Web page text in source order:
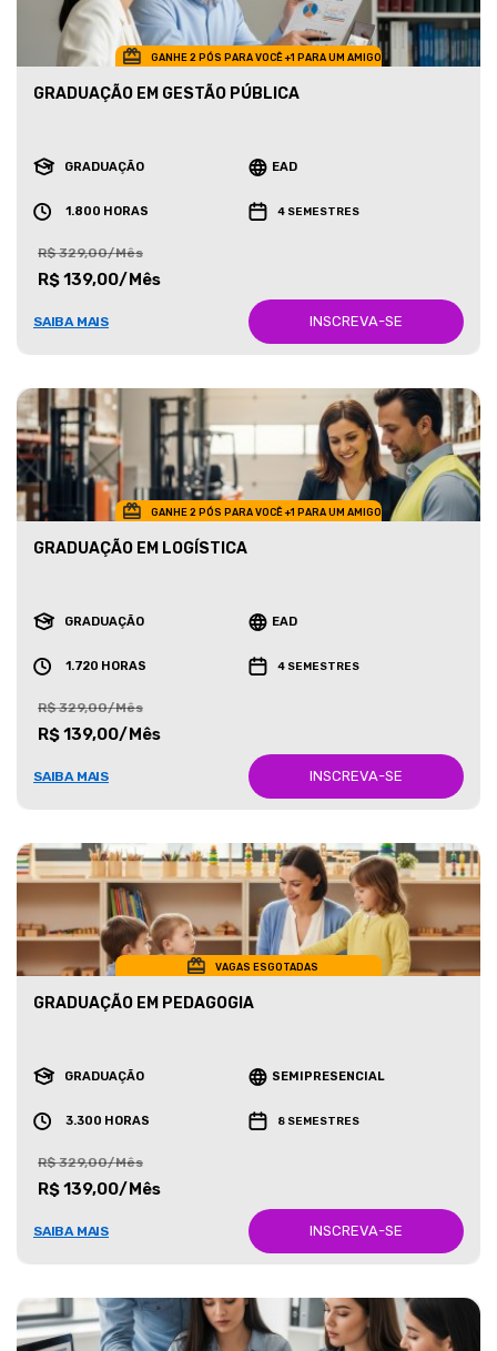
GANHE 2 PÓS PARA VOCÊ +1 PARA UM AMIGO
GRADUAÇÃO EM GESTÃO PÚBLICA
GRADUAÇÃO EAD
1.800 HORAS 4 SEMESTRES
R$ 329,00/Mês
R$ 139,00/Mês
SAIBA MAIS INSCREVA-SE
GANHE 2 PÓS PARA VOCÊ +1 PARA UM AMIGO
GRADUAÇÃO EM LOGÍSTICA
GRADUAÇÃO EAD
1.720 HORAS 4 SEMESTRES
R$ 329,00/Mês
R$ 139,00/Mês
SAIBA MAIS INSCREVA-SE
VAGAS ESGOTADAS
GRADUAÇÃO EM PEDAGOGIA
GRADUAÇÃO SEMIPRESENCIAL
3.300 HORAS 8 SEMESTRES
R$ 329,00/Mês
R$ 139,00/Mês
SAIBA MAIS INSCREVA-SE